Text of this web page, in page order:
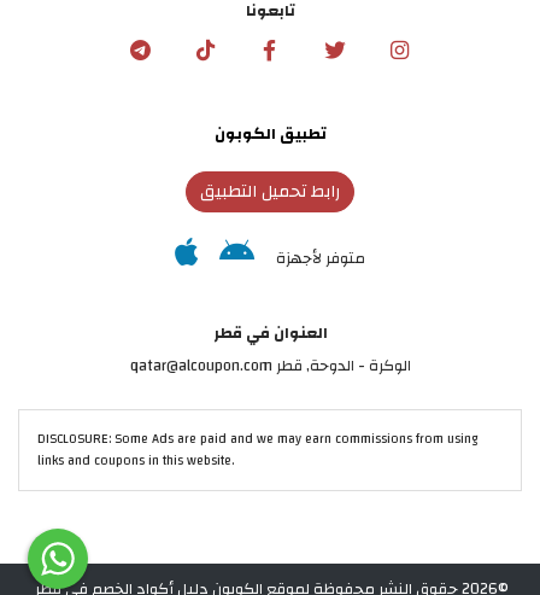
تابعونا
تطبيق الكوبون
رابط تحميل التطبيق
متوفر لأجهزة
العنوان في قطر
الوكرة - الدوحة, قطر qatar@alcoupon.com
DISCLOSURE: Some Ads are paid and we may earn commissions from using
links and coupons in this website.